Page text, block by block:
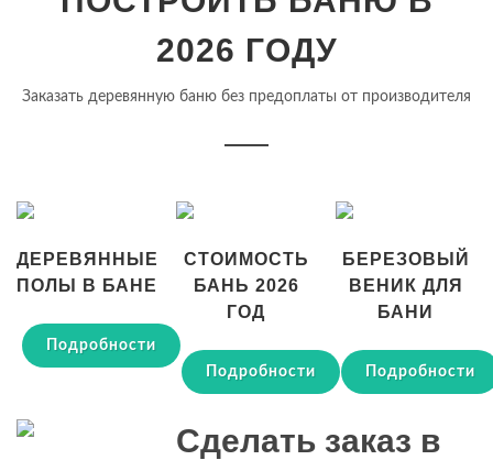
2026 ГОДУ
Заказать деревянную баню без предоплаты от производителя
ДЕРЕВЯННЫЕ
ПОЛЫ В БАНЕ
Подробности
СТОИМОСТЬ
БАНЬ 2026
ГОД
Подробности
БЕРЕЗОВЫЙ
ВЕНИК ДЛЯ
БАНИ
Подробности
Сделать заказ в